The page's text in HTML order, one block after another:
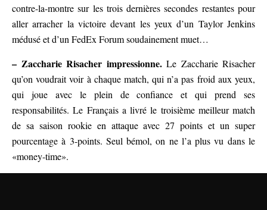
contre-la-montre sur les trois dernières secondes restantes pour
aller arracher la victoire devant les yeux d’un Taylor Jenkins
médusé et d’un FedEx Forum soudainement muet…
– Zaccharie Risacher impressionne.Le Zaccharie Risacher
qu’on voudrait voir à chaque match, qui n’a pas froid aux yeux,
qui joue avec le plein de confiance et qui prend ses
responsabilités. Le Français a livré le troisième meilleur match
de sa saison rookie en attaque avec 27 points et un super
pourcentage à 3-points. Seul bémol, on ne l’a plus vu dans le
«money-time».